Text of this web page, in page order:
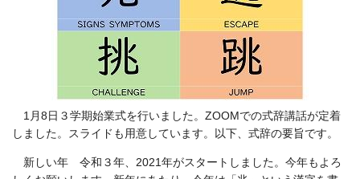
1 月8日３学期始業式を行いました。ZOOMでの式辞講話が定着
しました。スライドも用意しています。以下、式辞の要旨です。
新しい年 令和３年、 2021年がスタートしました。今年もよろ